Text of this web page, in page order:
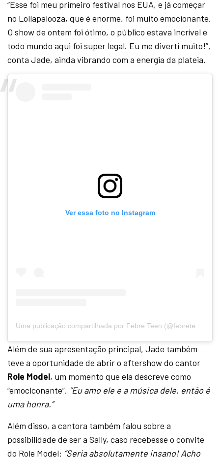
“Esse foi meu primeiro festival nos EUA, e já começar
no Lollapalooza, que é enorme, foi muito emocionante.
O show de ontem foi ótimo, o público estava incrível e
todo mundo aqui foi super legal. Eu me diverti muito!”,
conta Jade, ainda vibrando com a energia da plateia.
Ver essa foto no Instagram
Uma publicação compartilhada por Febre Teen (@febreteen)
Além de sua apresentação principal, Jade também
teve a oportunidade de abrir o aftershow do cantor
Role Model, um momento que ela descreve como
“emociconante”. “Eu amo ele e a música dele, então é
uma honra.”
Além disso, a cantora também falou sobre a
possibilidade de ser a Sally, caso recebesse o convite
do Role Model: “Seria absolutamente insano! Acho